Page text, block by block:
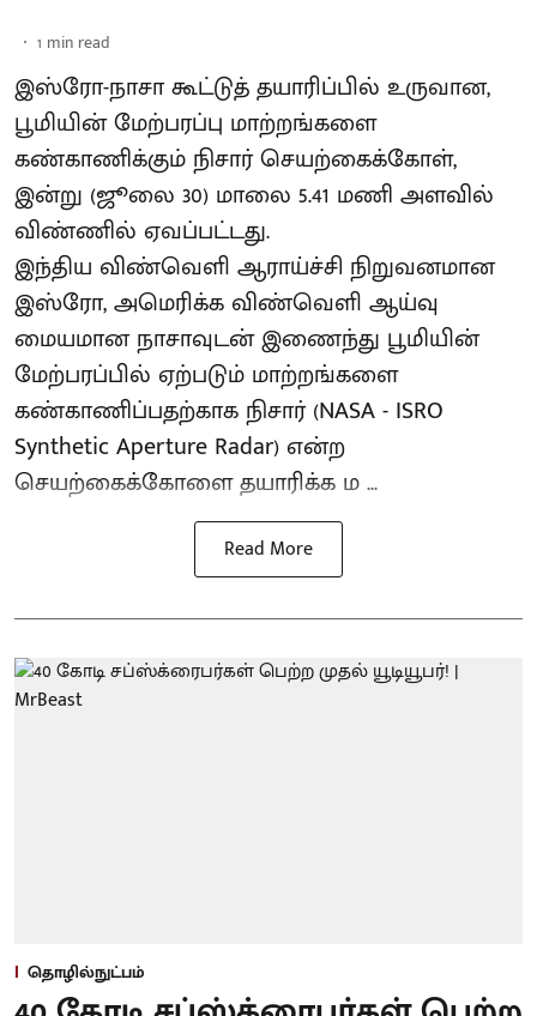
1 min read
இஸ்ரோ-நாசா கூட்டுத் தயாரிப்பில் உருவான,
பூமியின் மேற்பரப்பு மாற்றங்களை
கண்காணிக்கும் நிசார் செயற்கைக்கோள்,
இன்று (ஜூலை 30) மாலை 5.41 மணி அளவில்
விண்ணில் ஏவப்பட்டது.
இந்திய விண்வெளி ஆராய்ச்சி நிறுவனமான
இஸ்ரோ, அமெரிக்க விண்வெளி ஆய்வு
மையமான நாசாவுடன் இணைந்து பூமியின்
மேற்பரப்பில் ஏற்படும் மாற்றங்களை
கண்காணிப்பதற்காக நிசார் (NASA - ISRO
Synthetic Aperture Radar) என்ற
செயற்கைக்கோளை தயாரிக்க ம ...
Read More
தொழில்நுட்பம்